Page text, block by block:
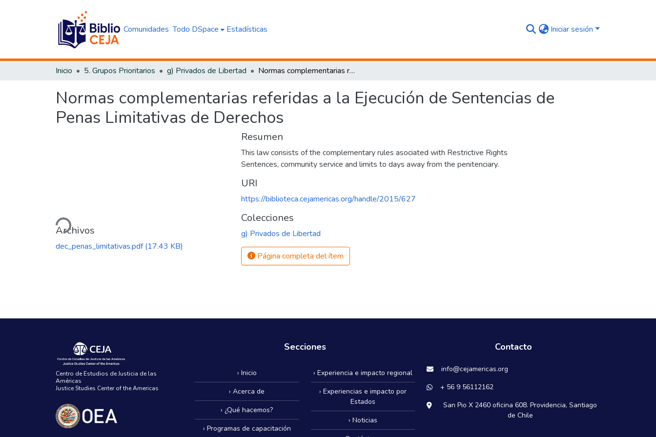
Comunidades Todo DSpace Estadísticas Iniciar sesión
Inicio 5. Grupos Prioritarios g) Privados de Libertad Normas complementarias referidas a la Ejecución de Sentencias de Penas Limitativas de Derechos
Normas complementarias referidas a la Ejecución de Sentencias de
Penas Limitativas de Derechos
Cargando...
Archivos
dec_penas_limitativas.pdf(17.43 KB)
Resumen
This law consists of the complementary rules asociated with Restrictive Rights
Sentences, community service and limits to days away from the penitenciary.
URI
https://biblioteca.cejamericas.org/handle/2015/627
Colecciones
g) Privados de Libertad
Página completa del ítem
Centro de Estudios de Justicia de las
Américas
Justice Studies Center of the Americas
Secciones
› Inicio
› Acerca de
› ¿Qué hacemos?
› Programas de capacitación
› Experiencia e impacto regional
› Experiencias e impacto por
Estados
› Noticias
Contacto
info@cejamericas.org
+ 56 9 56112162
San Pio X 2460 oficina 608. Providencia, Santiago
de Chile